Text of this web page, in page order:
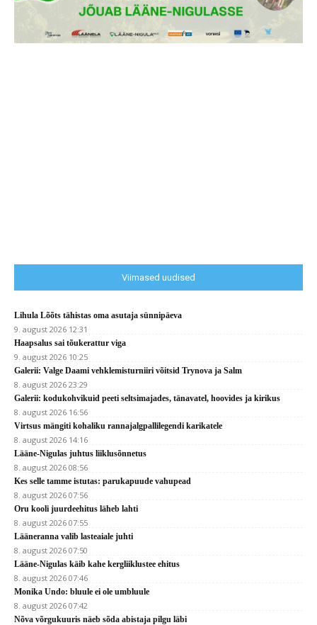
Viimased uudised
Lihula Lõõts tähistas oma asutaja sünnipäeva
9. august 2026 12:31
Haapsalus sai tõukerattur viga
9. august 2026 10:25
Galerii: Valge Daami vehklemisturniiri võitsid Trynova ja Salm
8. august 2026 23:29
Galerii: kodukohvikuid peeti seltsimajades, tänavatel, hoovides ja kirikus
8. august 2026 16:56
Virtsus mängiti kohaliku rannajalgpallilegendi karikatele
8. august 2026 14:16
Lääne-Nigulas juhtus liiklusõnnetus
8. august 2026 08:56
Kes selle tamme istutas: parukapuude vahupead
8. august 2026 07:56
Oru kooli juurdeehitus läheb lahti
8. august 2026 07:55
Lääneranna valib lasteaiale juhti
8. august 2026 07:50
Lääne-Nigulas käib kahe kergliiklustee ehitus
8. august 2026 07:46
Monika Undo: bluule ei ole umbluule
8. august 2026 07:42
Nõva võrgukuuris näeb sõda abistaja pilgu läbi